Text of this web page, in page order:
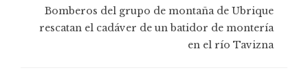
Bomberos del grupo de montaña de Ubrique
rescatan el cadáver de un batidor de montería
en el río Tavizna